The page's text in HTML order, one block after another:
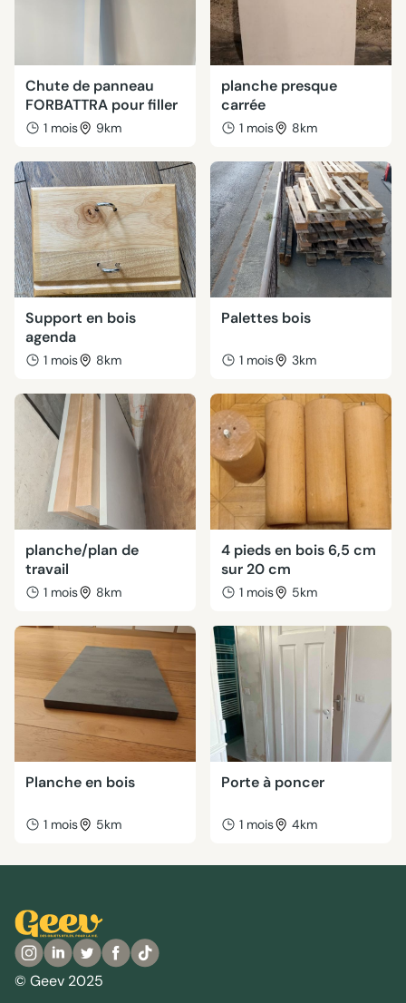
Chute de panneau
FORBATTRA pour filler
1 mois 9km
planche presque
carrée
1 mois 8km
Support en bois
agenda
1 mois 8km
Palettes bois
1 mois 3km
planche/plan de
travail
1 mois 8km
4 pieds en bois 6,5 cm
sur 20 cm
1 mois 5km
Planche en bois
1 mois 5km
Porte à poncer
1 mois 4km
© Geev 2025